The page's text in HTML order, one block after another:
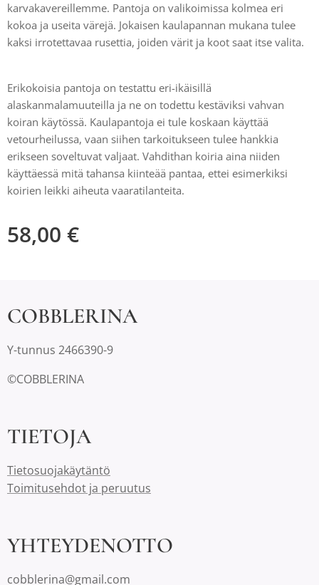
karvakavereillemme. Pantoja on valikoimissa kolmea eri
kokoa ja useita värejä. Jokaisen kaulapannan mukana tulee
kaksi irrotettavaa rusettia, joiden värit ja koot saat itse valita.
Erikokoisia pantoja on testattu eri-ikäisillä
alaskanmalamuuteilla ja ne on todettu kestäviksi vahvan
koiran käytössä. Kaulapantoja ei tule koskaan käyttää
vetourheilussa, vaan siihen tarkoitukseen tulee hankkia
erikseen soveltuvat valjaat. Vahdithan koiria aina niiden
käyttäessä mitä tahansa kiinteää pantaa, ettei esimerkiksi
koirien leikki aiheuta vaaratilanteita.
58,00 €
COBBLERINA
Y-tunnus 2466390-9
©COBBLERINA
TIETOJA
Tietosuojakäytäntö
Toimitusehdot ja peruutus
YHTEYDENOTTO
cobblerina@gmail.com